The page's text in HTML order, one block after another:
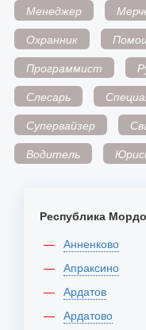
Менеджер
Охранник
Программист
Слесарь
Супервайзер
Водитель
Республика
Анненково
Апраксино
Ардатов
Ардатово